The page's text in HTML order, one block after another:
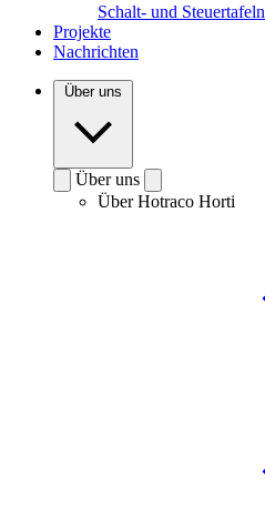
Schalt- und Steuertafeln
Projekte
Nachrichten
Über uns
Über uns
Über Hotraco Horti